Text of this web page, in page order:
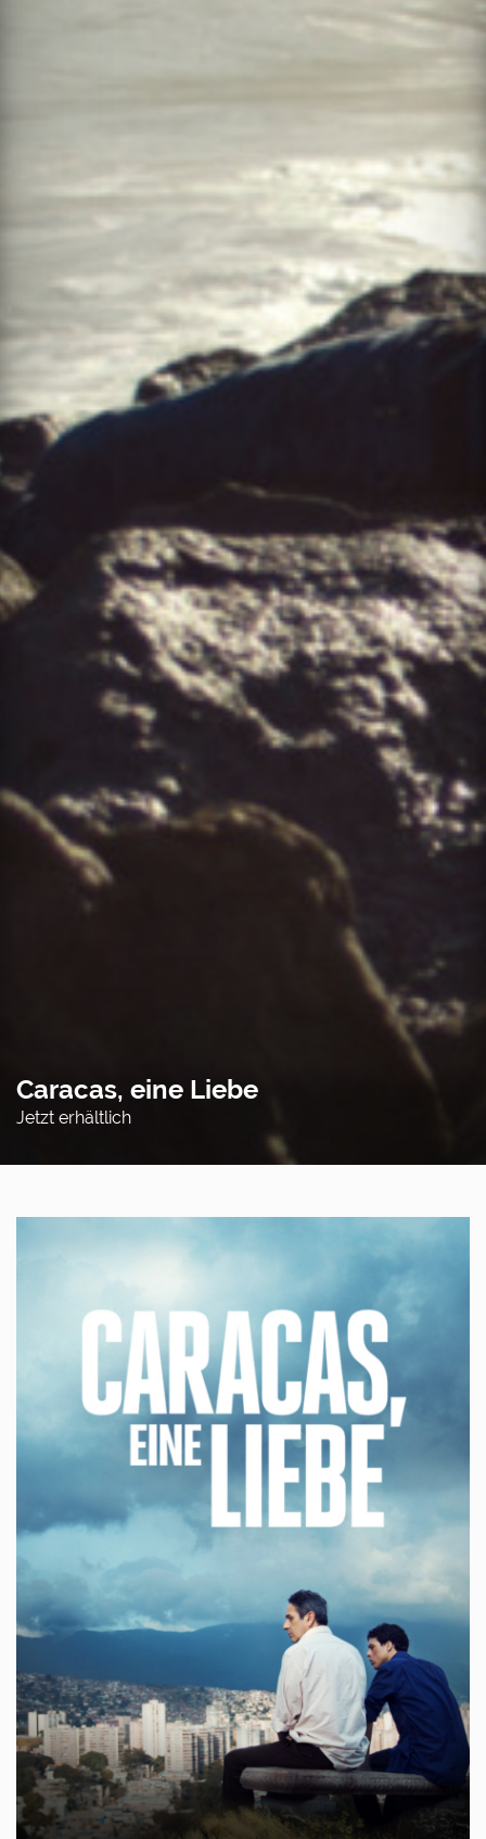
Caracas, eine Liebe
Jetzt erhältlich